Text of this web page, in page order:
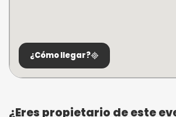
¿Cómo llegar?
¿Eres propietario de este